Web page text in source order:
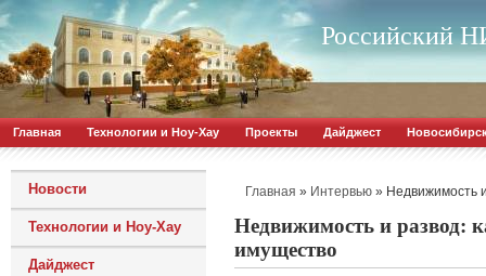
Российский
Главная Технологии и Ноу-Хау Проекты Дайджест
Новости
Технологии и Ноу-Хау
Дайджест
Главная » Интервью » Недвижимость
Недвижимость и развод:
имущество